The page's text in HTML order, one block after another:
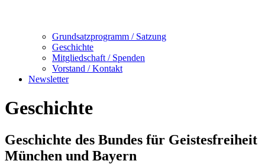
Grundsatzprogramm / Satzung
Geschichte
Mitgliedschaft / Spenden
Vorstand / Kontakt
Newsletter
Geschichte
Geschichte des Bundes für Geistesfreiheit
München und Bayern